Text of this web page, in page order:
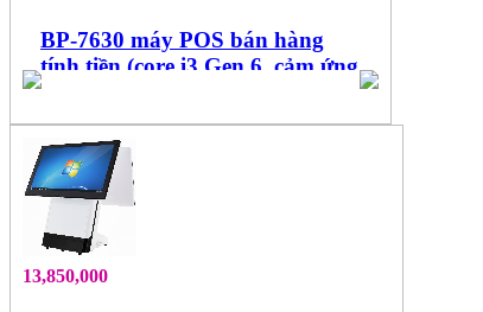
BP-7630 máy POS bán hàng
tính tiền (core i3 Gen 6, cảm ứng
15.6'' đa điểm)
13,850,000